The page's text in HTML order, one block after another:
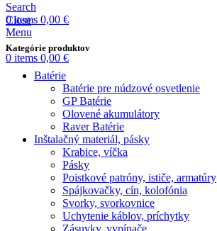
Search
0items 0,00 €
Menu
0 items 0,00 €
Close
Kategórie produktov
Batérie
Batérie pre núdzové osvetlenie
GP Batérie
Olovené akumulátory
Raver Batérie
Inštalačný materiál, pásky
Krabice, víčka
Pásky
Poistkové patróny, ističe, armatúry
Spájkovačky, cín, kolofónia
Svorky, svorkovnice
Uchytenie káblov, príchytky